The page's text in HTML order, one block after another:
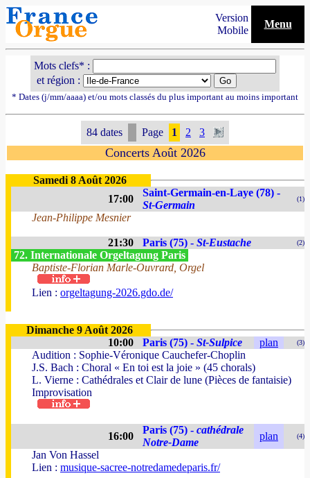
Version
Mobile
Menu
Mots clefs* :
et région :
* Dates (j/mm/aaaa) et/ou mots classés du plus important au moins important
84 dates Page 1 2 3
Concerts Août 2026
Samedi 8 Août 2026
17:00
Saint-Germain-en-Laye (78) -
St-Germain
(1)
Jean-Philippe Mesnier
21:30 Paris (75) - St-Eustache (2)
72. Internationale Orgeltagung Paris
Baptiste-Florian Marle-Ouvrard, Orgel
Lien : orgeltagung-2026.gdo.de/
Dimanche 9 Août 2026
10:00
Paris (75) - St-Sulpice plan (3)
Audition : Sophie-Véronique Cauchefer-Choplin
J.S. Bach : Choral « En toi est la joie » (45 chorals)
L. Vierne : Cathédrales et Clair de lune (Pièces de fantaisie)
Improvisation
16:00
Paris (75) - cathédrale
Notre-Dame
plan (4)
Jan Von Hassel
Lien : musique-sacree-notredamedeparis.fr/